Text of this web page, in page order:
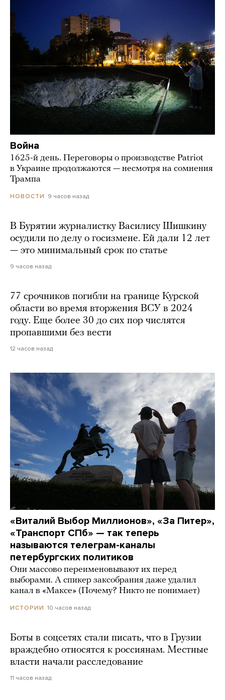
Война
1625-й день. Переговоры о производстве Patriot
в Украине продолжаются — несмотря на сомнения
Трампа
НОВОСТИ 9 часов назад
В Бурятии журналистку Василису Шишкину
осудили по делу о госизмене. Ей дали 12 лет
— это минимальный срок по статье
9 часов назад
77 срочников погибли на границе Курской
области во время вторжения ВСУ в 2024
году. Еще более 30 до сих пор числятся
пропавшими без вести
12 часов назад
«Виталий Выбор Миллионов», «За Питер»,
«Транспорт СПб» — так теперь
называются телеграм-каналы
петербургских политиков
Они массово переименовывают их перед
выборами. А спикер заксобрания даже удалил
канал в «Максе» (Почему? Никто не понимает)
ИСТОРИИ 10 часов назад
Боты в соцсетях стали писать, что в Грузии
враждебно относятся к россиянам. Местные
власти начали расследование
11 часов назад